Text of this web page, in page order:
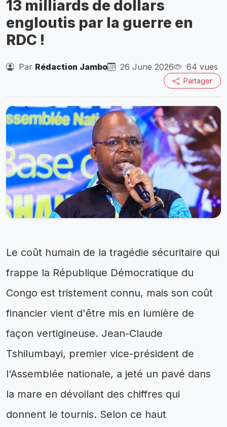
13 milliards de dollars
engloutis par la guerre en
RDC !
Par Rédaction Jambo 26 June 2026 64 vues
Partager
Le coût humain de la tragédie sécuritaire qui
frappe la République Démocratique du
Congo est tristement connu, mais son coût
financier vient d'être mis en lumière de
façon vertigineuse. Jean-Claude
Tshilumbayi, premier vice-président de
l'Assemblée nationale, a jeté un pavé dans
la mare en dévoilant des chiffres qui
donnent le tournis. Selon ce haut